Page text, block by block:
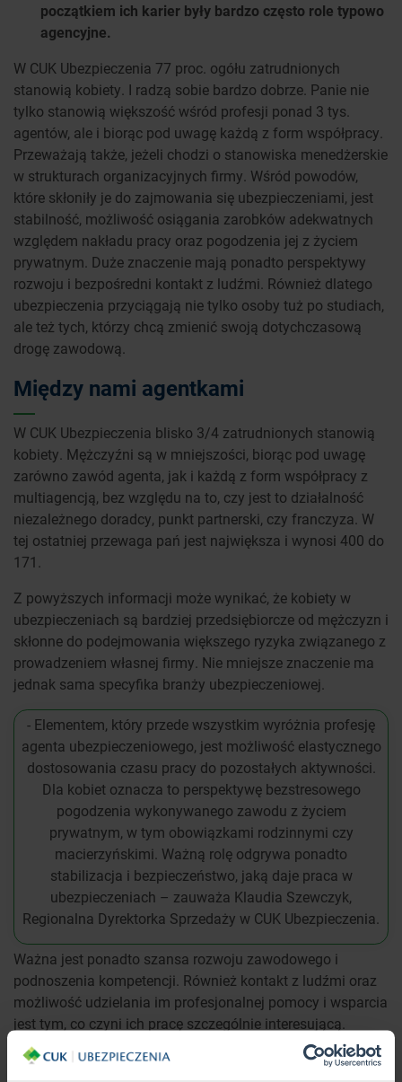
początkiem ich karier były bardzo często role typowo
agencyjne.
W CUK Ubezpieczenia 77 proc. ogółu zatrudnionych
stanowią kobiety. I radzą sobie bardzo dobrze. Panie nie
tylko stanowią większość wśród profesji ponad 3 tys.
agentów, ale i biorąc pod uwagę każdą z form współpracy.
Przeważają także, jeżeli chodzi o stanowiska menedżerskie
w strukturach organizacyjnych firmy. Wśród powodów,
które skłoniły je do zajmowania się ubezpieczeniami, jest
stabilność, możliwość osiągania zarobków adekwatnych
względem nakładu pracy oraz pogodzenia jej z życiem
prywatnym. Duże znaczenie mają ponadto perspektywy
rozwoju i bezpośredni kontakt z ludźmi. Również dlatego
ubezpieczenia przyciągają nie tylko osoby tuż po studiach,
ale też tych, którzy chcą zmienić swoją dotychczasową
drogę zawodową.
Między nami agentkami
W CUK Ubezpieczenia blisko 3/4 zatrudnionych stanowią
kobiety. Mężczyźni są w mniejszości, biorąc pod uwagę
zarówno zawód agenta, jak i każdą z form współpracy z
multiagencją, bez względu na to, czy jest to działalność
niezależnego doradcy, punkt partnerski, czy franczyza. W
tej ostatniej przewaga pań jest największa i wynosi 400 do
171.
Z powyższych informacji może wynikać, że kobiety w
ubezpieczeniach są bardziej przedsiębiorcze od mężczyzn i
skłonne do podejmowania większego ryzyka związanego z
prowadzeniem własnej firmy. Nie mniejsze znaczenie ma
jednak sama specyfika branży ubezpieczeniowej.
- Elementem, który przede wszystkim wyróżnia profesję
agenta ubezpieczeniowego, jest możliwość elastycznego
dostosowania czasu pracy do pozostałych aktywności.
Dla kobiet oznacza to perspektywę bezstresowego
pogodzenia wykonywanego zawodu z życiem
prywatnym, w tym obowiązkami rodzinnymi czy
macierzyńskimi. Ważną rolę odgrywa ponadto
stabilizacja i bezpieczeństwo, jaką daje praca w
ubezpieczeniach – zauważa Klaudia Szewczyk,
Regionalna Dyrektorka Sprzedaży w CUK Ubezpieczenia.
Ważna jest ponadto szansa rozwoju zawodowego i
podnoszenia kompetencji. Również kontakt z ludźmi oraz
możliwość udzielania im profesjonalnej pomocy i wsparcia
jest tym, co czyni ich pracę szczególnie interesującą.